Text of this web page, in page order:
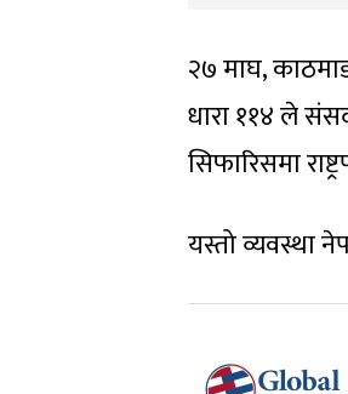
२७ माघ,
धारा ११४ ले
सिफारिसमा
यस्तो व्यवस्था